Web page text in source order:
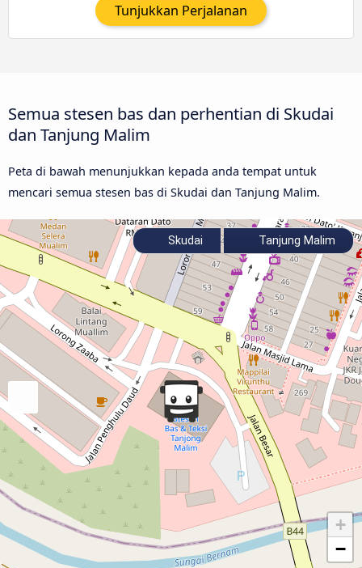
Tunjukkan Perjalanan
Semua stesen bas dan perhentian di Skudai
dan Tanjung Malim
Peta di bawah menunjukkan kepada anda tempat untuk
mencari semua stesen bas di Skudai dan Tanjung Malim.
+
−
Skudai Tanjung Malim